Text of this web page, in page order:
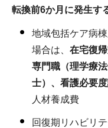
転換前6か月に発生す
地域包括ケア病
場合は、 在宅復
専門職（理学療
士）、看護必要
人材養成費
回復期リハビリ